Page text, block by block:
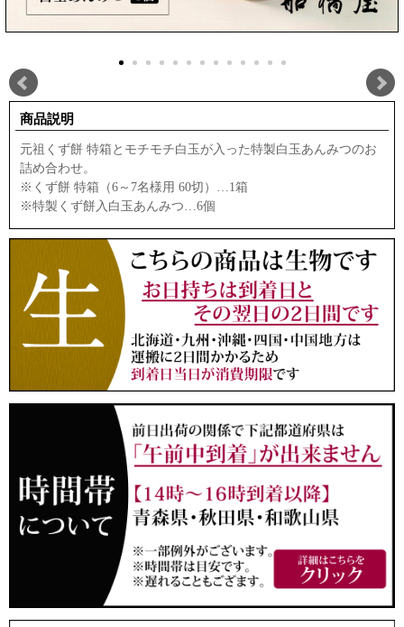
商品説明
元祖くず餅 特箱とモチモチ白玉が入った特製白玉あんみつのお
詰め合わせ。
※くず餅 特箱（6～7名様用 60切）…1箱
※特製くず餅入白玉あんみつ…6個